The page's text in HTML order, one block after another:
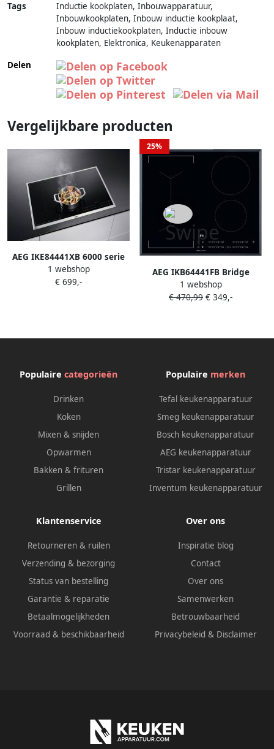
Tags
Inductie kookplaten, Inbouwapparatuur,
Inbouwkookplaten, Inbouw inductie kookplaat,
Inbouw inductiekookplaten, Inductie inbouw
kookplaten, Elektronica, Keukenapparaten
Delen
Vergelijkbare producten
AEG IKE84441XB 6000 serie
Bridge Inductie kookplaat
Inbouw 80 cm
1 webshop
€ 699,-
25%
AEG IKB64441FB Bridge
Hob2Hood 60 cm inductie
kookplaat
1 webshop
€ 470,99 € 349,-
Populaire categorieën
Drinken
Koken
Mixen & snijden
Opwarmen
Bakken & frituren
Grillen
Populaire merken
Tefal keukenapparatuur
Smeg keukenapparatuur
Bosch keukenapparatuur
AEG keukenapparatuur
Tristar keukenapparatuur
Inventum keukenapparatuur
Klantenservice
Retourneren & ruilen
Verzending & bezorging
Status van bestelling
Garantie & reparatie
Betaalmogelijkheden
Voorraad & beschikbaarheid
Over ons
Inspiratie blog
Contact
Over ons
Samenwerken
Betrouwbaarheid
Privacybeleid & Disclaimer